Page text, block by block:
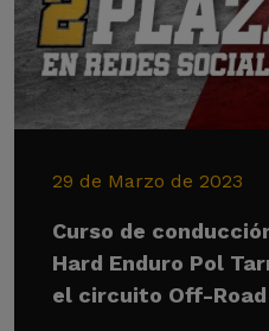
29 de Marzo de 2023
Curso de
Hard Enduro Pol
el circuito Off-